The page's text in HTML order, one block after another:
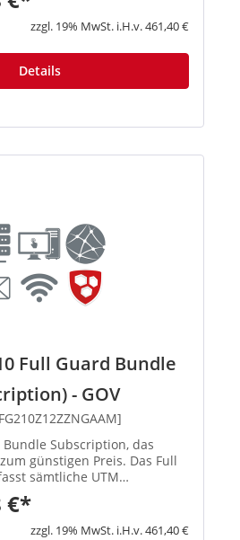
Webserver Protection
und gibt ...
zzgl. 19% MwSt. i.H.v. 461,40 €
Details
Full Guard Bundle
- GOV
Subscription, das
günstigen Preis. Das Full
sämtliche UTM
Protection, Network
Webserver Protection
und gibt ...
€*
zzgl. 19% MwSt. i.H.v. 461,40 €